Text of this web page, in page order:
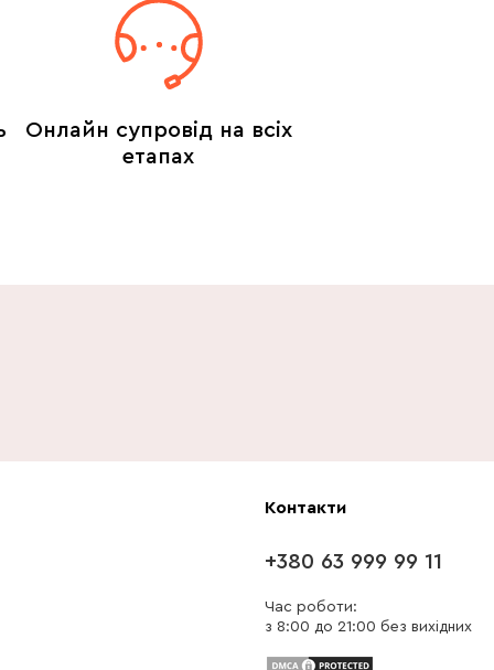
Онлайн супровід на всіх
етапах
Контакти
+380 63 999 99 11
Час роботи:
з 8:00 до 21:00 без вихідних